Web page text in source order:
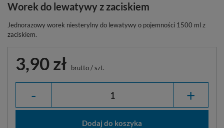
Worek do lewatywy z zaciskiem
Jednorazowy worek niesterylny do lewatywy o pojemności 1500 ml z
zaciskiem.
3,90 zł brutto/szt.
- +
Dodaj do koszyka